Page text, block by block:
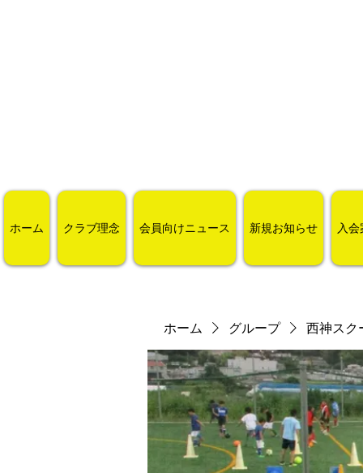
ホーム クラブ理念 会員向けニュース 新規お知らせ 入
ホーム グループ 西神スク